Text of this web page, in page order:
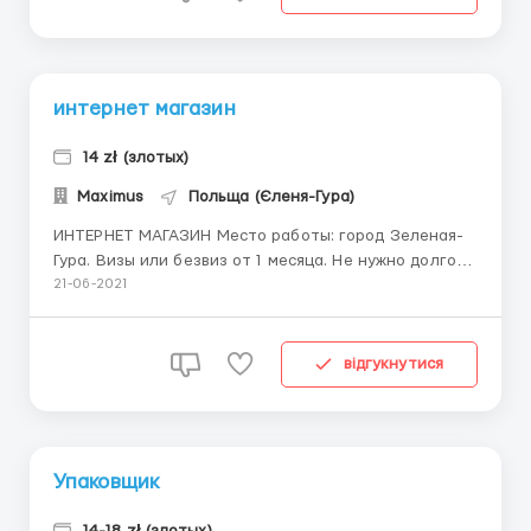
интернет магазин
14 zł (злотых)
Maximus Польща (Єленя-Гура)
ИНТЕРНЕТ МАГАЗИН Место работы: город Зеленая-
Гура. Визы или безвиз от 1 месяца. Не нужно долго
ждать оформления, сейчас смены по 12 часов.
и упаковке заказов, сделанных через интернет,
21-06-2021
відгукнутися
Упаковщик